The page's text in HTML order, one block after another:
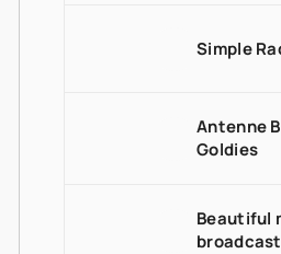
Simple
Antenne
Goldies
Beautiful